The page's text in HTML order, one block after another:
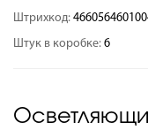
Штрихкод:
Штук в коробке: 6